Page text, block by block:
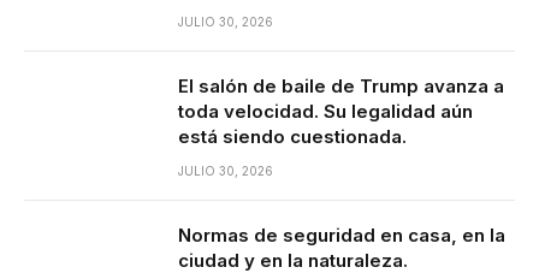
JULIO 30, 2026
El salón de baile de Trump avanza a
toda velocidad. Su legalidad aún
está siendo cuestionada.
JULIO 30, 2026
Normas de seguridad en casa, en la
ciudad y en la naturaleza.